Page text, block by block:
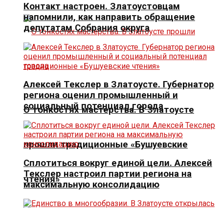
О тонкостях мастерства. В Златоусте
прошли традиционные «Бушуевские
чтения»
Контакт настроен. Златоустовцам
напомнили, как направить обращение
депутатам Собрания округа
Алексей Текслер в Златоусте. Губернатор
региона оценил промышленный и
социальный потенциал города
Сплотиться вокруг единой цели. Алексей
Текслер настроил партии региона на
максимальную консолидацию